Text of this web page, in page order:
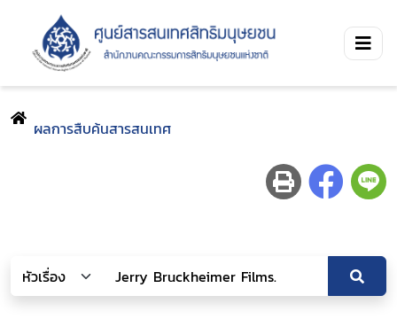
ผลการสืบค้นสารสนเทศ